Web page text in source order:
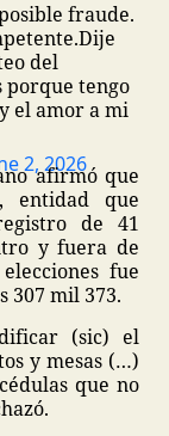
fraude.
Dije
del
porque tengo
el amor a mi
2, 2026
afirmó que
entidad que
de 41
y fuera de
fue
307 mil 373.
(sic) el
y mesas (…)
que no